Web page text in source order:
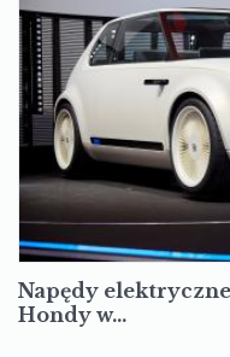
Napędy
Hondy w…